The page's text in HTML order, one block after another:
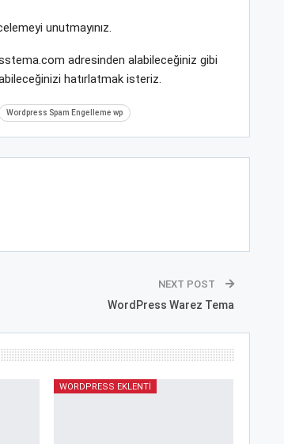
unutmayınız.
adresinden alabileceğiniz gibi
hatırlatmak isteriz.
Wordpress Spam Engelleme wp
NEXT POST
WordPress Warez Tema
WORDPRESS EKLENTI